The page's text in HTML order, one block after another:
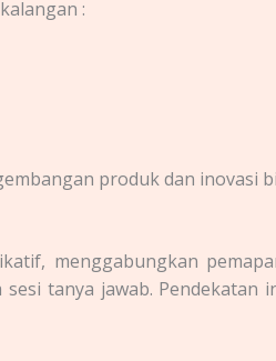
:
produk dan inovasi
menggabungkan
tanya jawab.